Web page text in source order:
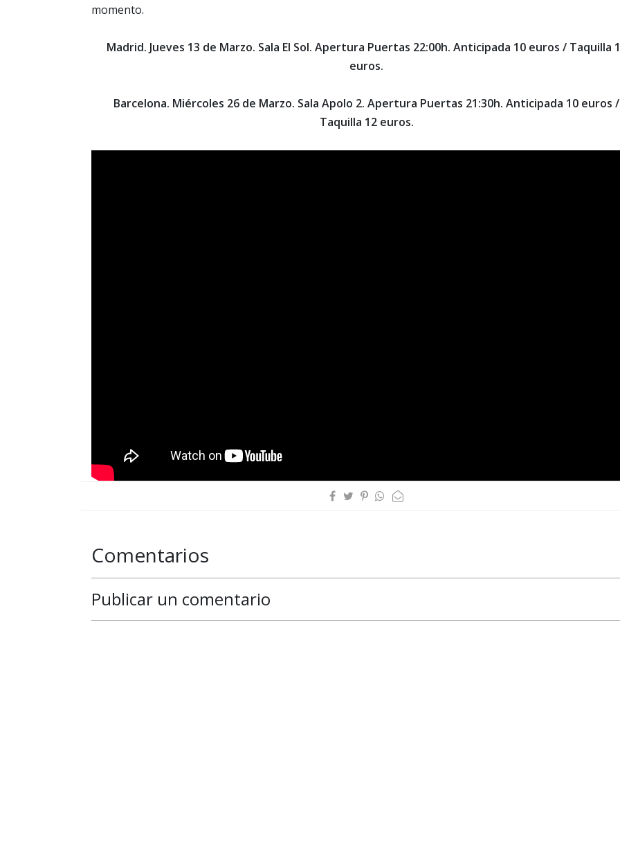
momento.
Madrid. Jueves 13 de Marzo. Sala El Sol. Apertura Puertas 22:00h. Anticipada 10 euros / Taquilla
euros.
Barcelona. Miércoles 26 de Marzo. Sala Apolo 2. Apertura Puertas 21:30h. Anticipada 10 euros /
Taquilla 12 euros.
Comentarios
Publicar un comentario